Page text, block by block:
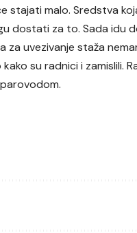
stajati malo. Sredstva
dostati za to. Sada idu
za uvezivanje staža
su radnici i zamislili.